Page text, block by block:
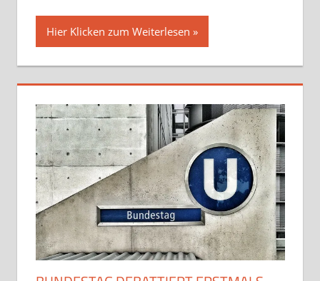
Hier Klicken zum Weiterlesen